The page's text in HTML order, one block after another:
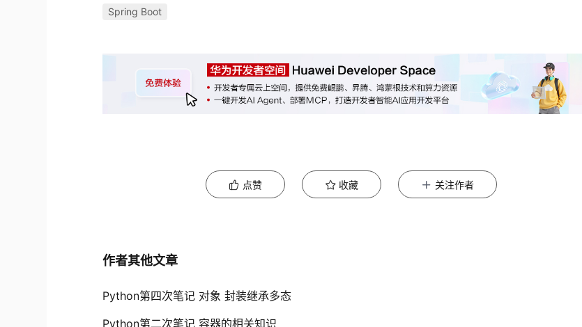
Spring Boot
点赞 收藏 关注作者
作者其他文章
Python第四次笔记 对象 封装继承多态
Python第二次笔记 容器的相关知识